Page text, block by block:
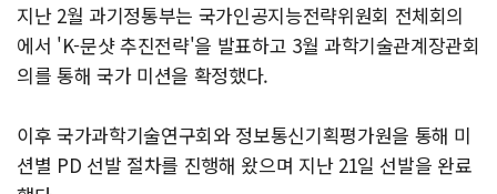
지난 2월 과기정통부는 국가인공지능전략위원회 전체회의
에서 'K-문샷 추진전략'을 발표하고 3월 과학기술관계장관회
의를 통해 국가 미션을 확정했다.
이후 국가과학기술연구회와 정보통신기획평가원을 통해 미
션별 PD 선발 절차를 진행해 왔으며 지난 21일 선발을 완료